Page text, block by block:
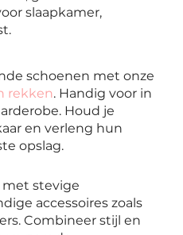
slaapkamer,
schoenen met onze
rekken. Handig voor in
Houd je
en verleng hun
opslag.
met stevige
accessoires zoals
Combineer stijl en